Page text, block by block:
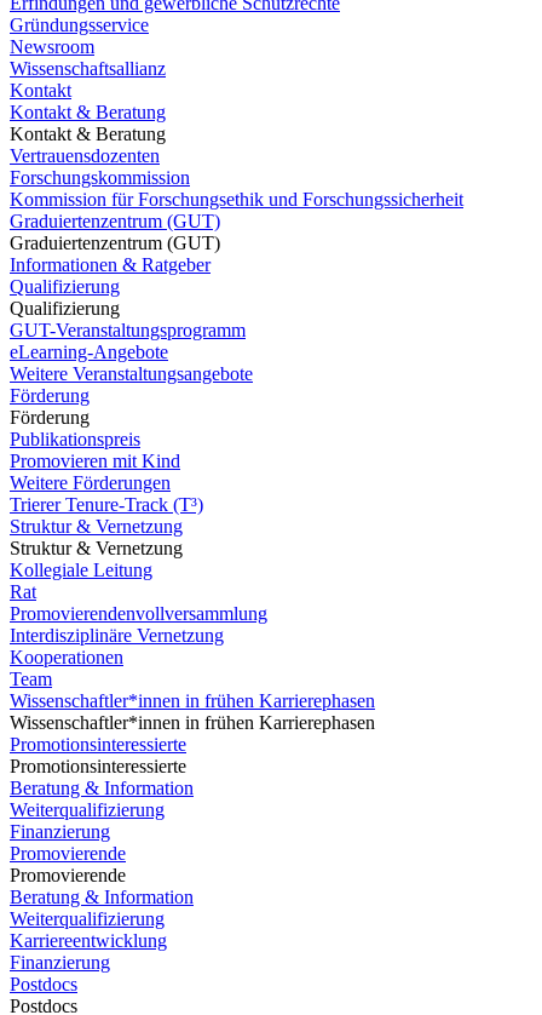
Gründungsservice
Newsroom
Wissenschaftsallianz
Kontakt
Kontakt & Beratung
Kontakt & Beratung
Vertrauensdozenten
Forschungskommission
Kommission für Forschungsethik und Forschungssicherheit
Graduiertenzentrum (GUT)
Graduiertenzentrum (GUT)
Informationen & Ratgeber
Qualifizierung
Qualifizierung
GUT-Veranstaltungsprogramm
eLearning-Angebote
Weitere Veranstaltungsangebote
Förderung
Förderung
Publikationspreis
Promovieren mit Kind
Weitere Förderungen
Trierer Tenure-Track (T³)
Struktur & Vernetzung
Struktur & Vernetzung
Kollegiale Leitung
Rat
Promovierendenvollversammlung
Interdisziplinäre Vernetzung
Kooperationen
Team
Wissenschaftler*innen in frühen Karrierephasen
Wissenschaftler*innen in frühen Karrierephasen
Promotionsinteressierte
Promotionsinteressierte
Beratung & Information
Weiterqualifizierung
Finanzierung
Promovierende
Promovierende
Beratung & Information
Weiterqualifizierung
Karriereentwicklung
Finanzierung
Postdocs
Postdocs